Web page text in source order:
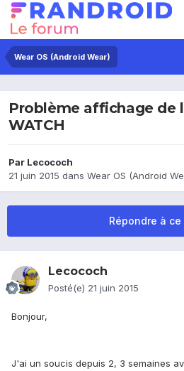
Wear OS (Android Wear)
Problème affichage de
WATCH
Par Lecococh
21 juin 2015 dans Wear OS (Android
Répondre à
Lecococh
Posté(e) 21 juin 2015
Bonjour,
J'ai un soucis depuis 2, 3 semaines